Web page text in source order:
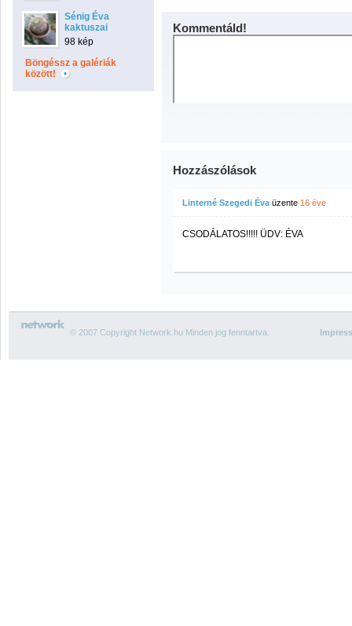
Sénig Éva
kaktuszai
98 kép
Böngéssz a galériák
között!
Kommentáld!
Hozzászólások
Linterné Szegedi Éva üzente 16 éve
CSODÁLATOS!!!!! ÜDV: ÉVA
© 2007 Copyright Network.hu Minden jog fenntartva.